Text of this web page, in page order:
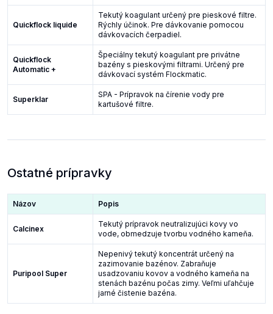
Quickflock liquide
Tekutý koagulant určený pre pieskové filtre.
Rýchly účinok. Pre dávkovanie pomocou
dávkovacích čerpadiel.
Quickflock
Automatic +
Špeciálny tekutý koagulant pre privátne
bazény s pieskovými filtrami. Určený pre
dávkovací systém Flockmatic.
Superklar
SPA - Prípravok na čírenie vody pre
kartušové filtre.
Ostatné prípravky
Názov Popis
Calcinex
Tekutý prípravok neutralizujúci kovy vo
vode, obmedzuje tvorbu vodného kameňa.
Puripool Super
Nepenivý tekutý koncentrát určený na
zazimovanie bazénov. Zabraňuje
usadzovaniu kovov a vodného kameňa na
stenách bazénu počas zimy. Veľmi uľahčuje
jarné čistenie bazéna.